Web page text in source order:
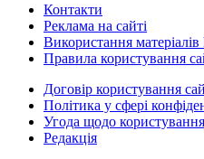
Контакти
Реклама на сайті
Використання
Правила користування
Договір користування
Політика у сфері
Угода щодо користування
Редакція